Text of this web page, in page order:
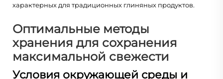
характерных для традиционных глиняных продуктов.
Оптимальные методы
хранения для сохранения
максимальной свежести
Условия окружающей среды и